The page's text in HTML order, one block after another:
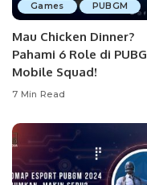
Games PUBGM
Mau Chicken Dinner?
Pahami 6 Role di PUBG
Mobile Squad!
7 Min Read